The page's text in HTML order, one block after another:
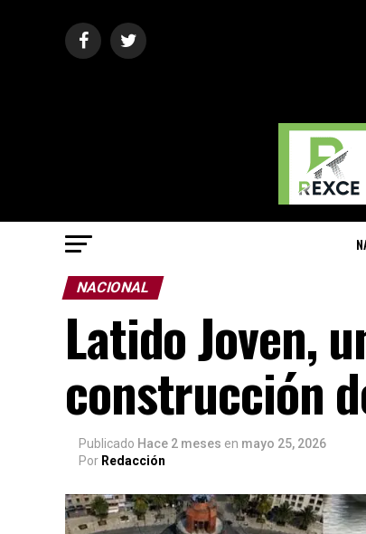
NACIONAL
Latido Joven,
construcción
Publicado Hace 2 meses en mayo 25, 2026
Por Redacción